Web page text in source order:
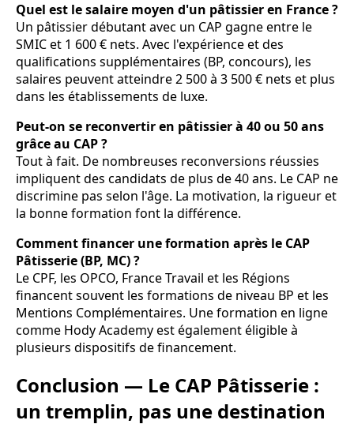
Quel est le salaire moyen d'un pâtissier en France ?
Un pâtissier débutant avec un CAP gagne entre le
SMIC et 1 600 € nets. Avec l'expérience et des
qualifications supplémentaires (BP, concours), les
salaires peuvent atteindre 2 500 à 3 500 € nets et plus
dans les établissements de luxe.
Peut-on se reconvertir en pâtissier à 40 ou 50 ans
grâce au CAP ?
Tout à fait. De nombreuses reconversions réussies
impliquent des candidats de plus de 40 ans. Le CAP ne
discrimine pas selon l'âge. La motivation, la rigueur et
la bonne formation font la différence.
Comment financer une formation après le CAP
Pâtisserie (BP, MC) ?
Le CPF, les OPCO, France Travail et les Régions
financent souvent les formations de niveau BP et les
Mentions Complémentaires. Une formation en ligne
comme Hody Academy est également éligible à
plusieurs dispositifs de financement.
Conclusion — Le CAP Pâtisserie :
un tremplin, pas une destination